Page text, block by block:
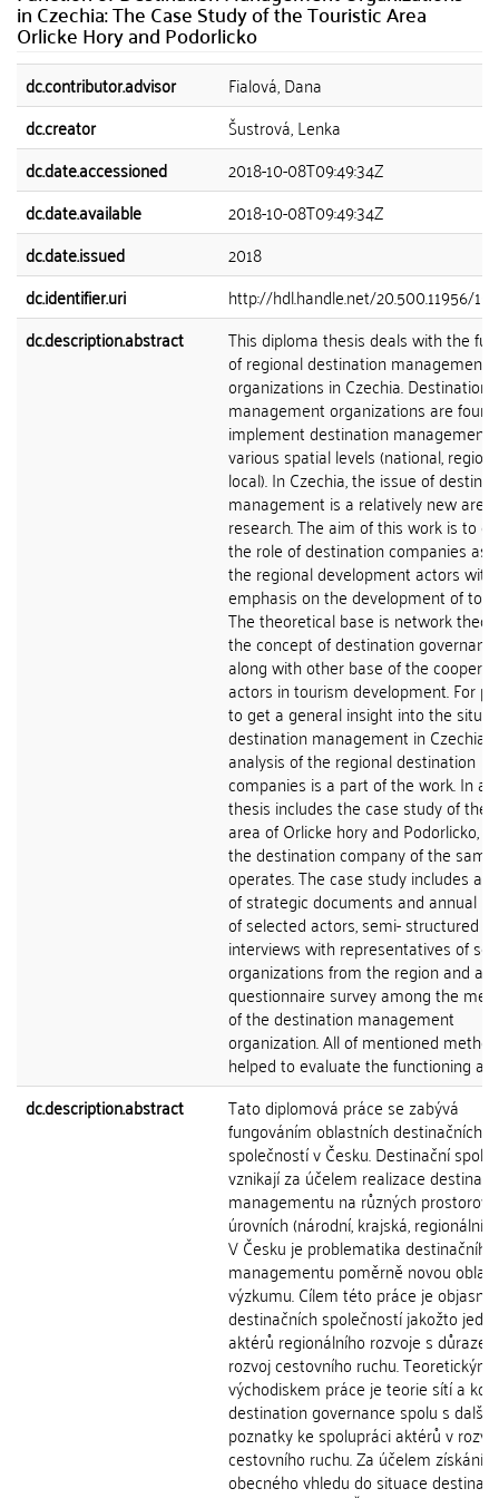
in Czechia: The Case Study of the Touristic Area
Orlicke Hory and Podorlicko
dc.contributor.advisor
Fialová, Dana
dc.creator
Šustrová, Lenka
dc.date.accessioned
2018-10-08T09:49:34Z
dc.date.available
2018-10-08T09:49:34Z
dc.date.issued
2018
dc.identifier.uri
http://hdl.handle.net/20.500.11956/
dc.description.abstract
This diploma thesis deals with the
of regional destination management
organizations in Czechia. Destination
management organizations are
implement destination management
various spatial levels (national,
local). In Czechia, the issue of
management is a relatively new area
research. The aim of this work is to
the role of destination companies as
the regional development actors
emphasis on the development of
The theoretical base is network
the concept of destination
along with other base of the
actors in tourism development. For
to get a general insight into the
destination management in Czechia,
analysis of the regional destination
companies is a part of the work. In
thesis includes the case study of the
area of Orlicke hory and Podorlicko,
the destination company of the
operates. The case study includes
of strategic documents and annual
of selected actors, semi- structured
interviews with representatives of
organizations from the region and a
questionnaire survey among the
of the destination management
organization. All of mentioned
helped to evaluate the functioning
dc.description.abstract
Tato diplomová práce se zabývá
fungováním oblastních destinačních
společností v Česku. Destinační
vznikají za účelem realizace
managementu na různých
úrovních (národní, krajská, regionální,
V Česku je problematika destinačního
managementu poměrně novou
výzkumu. Cílem této práce je
destinačních společností jakožto
aktérů regionálního rozvoje s
rozvoj cestovního ruchu. Teoretickým
východiskem práce je teorie sítí a
destination governance spolu s
poznatky ke spolupráci aktérů v
cestovního ruchu. Za účelem získání
obecného vhledu do situace